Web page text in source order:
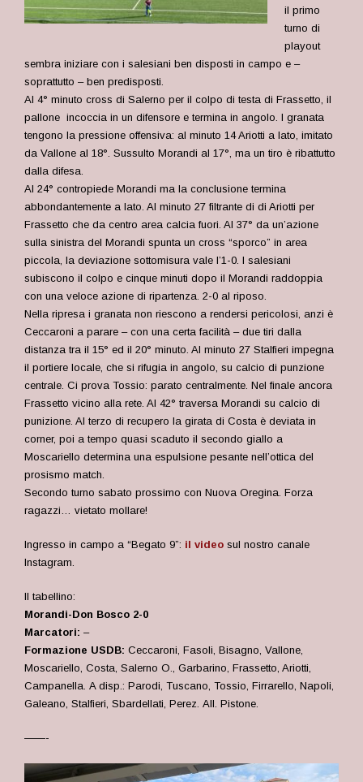
il primo
turno di
playout
sembra iniziare con i salesiani ben disposti in campo e –
soprattutto – ben predisposti.
Al 4° minuto cross di Salerno per il colpo di testa di Frassetto, il
pallone incoccia in un difensore e termina in angolo. I granata
tengono la pressione offensiva: al minuto 14 Ariotti a lato, imitato
da Vallone al 18°. Sussulto Morandi al 17°, ma un tiro è ribattutto
dalla difesa.
Al 24° contropiede Morandi ma la conclusione termina
abbondantemente a lato. Al minuto 27 filtrante di di Ariotti per
Frassetto che da centro area calcia fuori. Al 37° da un’azione
sulla sinistra del Morandi spunta un cross “sporco” in area
piccola, la deviazione sottomisura vale l’1-0. I salesiani
subiscono il colpo e cinque minuti dopo il Morandi raddoppia
con una veloce azione di ripartenza. 2-0 al riposo.
Nella ripresa i granata non riescono a rendersi pericolosi, anzi è
Ceccaroni a parare – con una certa facilità – due tiri dalla
distanza tra il 15° ed il 20° minuto. Al minuto 27 Stalfieri impegna
il portiere locale, che si rifugia in angolo, su calcio di punzione
centrale. Ci prova Tossio: parato centralmente. Nel finale ancora
Frassetto vicino alla rete. Al 42° traversa Morandi su calcio di
punizione. Al terzo di recupero la girata di Costa è deviata in
corner, poi a tempo quasi scaduto il secondo giallo a
Moscariello determina una espulsione pesante nell’ottica del
prosismo match.
Secondo turno sabato prossimo con Nuova Oregina. Forza
ragazzi… vietato mollare!
Ingresso in campo a “Begato 9”: il video sul nostro canale
Instagram.
Il tabellino:
Morandi-Don Bosco 2-0
Marcatori: –
Formazione USDB: Ceccaroni, Fasoli, Bisagno, Vallone,
Moscariello, Costa, Salerno O., Garbarino, Frassetto, Ariotti,
Campanella. A disp.: Parodi, Tuscano, Tossio, Firrarello, Napoli,
Galeano, Stalfieri, Sbardellati, Perez. All. Pistone.
——-